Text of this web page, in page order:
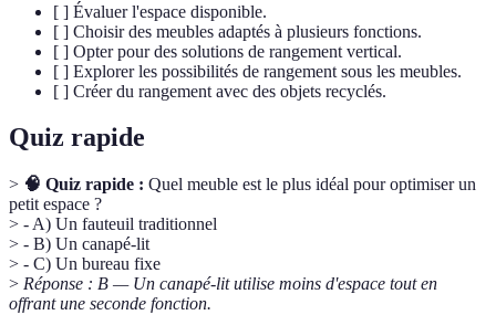
[ ] Évaluer l'espace disponible.
[ ] Choisir des meubles adaptés à plusieurs fonctions.
[ ] Opter pour des solutions de rangement vertical.
[ ] Explorer les possibilités de rangement sous les meubles.
[ ] Créer du rangement avec des objets recyclés.
Quiz rapide
> 🧠 Quiz rapide : Quel meuble est le plus idéal pour optimiser un
petit espace ?
> - A) Un fauteuil traditionnel
> - B) Un canapé-lit
> - C) Un bureau fixe
> Réponse : B — Un canapé-lit utilise moins d'espace tout en
offrant une seconde fonction.